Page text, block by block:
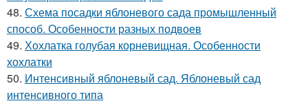
48. Схема посадки яблоневого сада промышленный
способ. Особенности разных подвоев
49. Хохлатка голубая корневищная. Особенности
хохлатки
50. Интенсивный яблоневый сад. Яблоневый сад
интенсивного типа